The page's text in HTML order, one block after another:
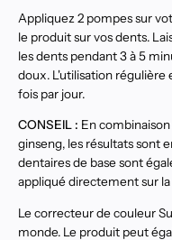
Appliquez 2 pompes sur
le produit sur vos dents.
les dents pendant 3 à 5
doux. L'utilisation régulière
fois par jour.
CONSEIL : En
ginseng, les résultats sont
dentaires de base sont
appliqué directement sur
Le correcteur de couleur
monde. Le produit peut